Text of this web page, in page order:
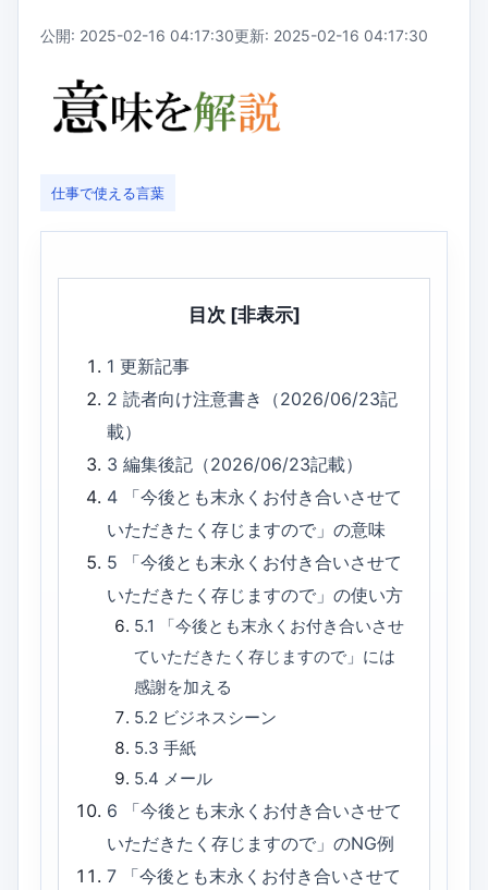
公開: 2025-02-16 04:17:30更新: 2025-02-16 04:17:30
仕事で使える言葉
目次 [非表示]
1更新記事
2読者向け注意書き（2026/06/23記
載）
3編集後記（2026/06/23記載）
4
「今後とも末永くお付き合いさせて
いただきたく存じますので」の意味
5
「今後とも末永くお付き合いさせて
いただきたく存じますので」の使い方
5.1
「今後とも末永くお付き合いさせ
ていただきたく存じますので」には
感謝を加える
5.2 ビジネスシーン
5.3 手紙
5.4 メール
6
「今後とも末永くお付き合いさせて
いただきたく存じますので」のNG例
7
「今後とも末永くお付き合いさせて